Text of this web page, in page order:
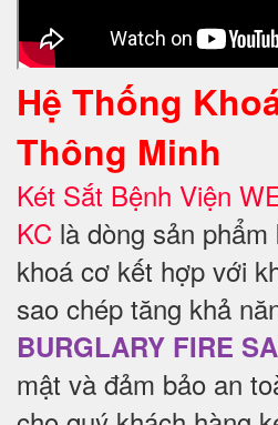
Hệ Thống
Thông Minh
Két Sắt Bệnh Viện
KC là dòng sản
khoá cơ kết hợp với
sao chép tăng khả
BURGLARY FIRE
mật và đảm bảo an